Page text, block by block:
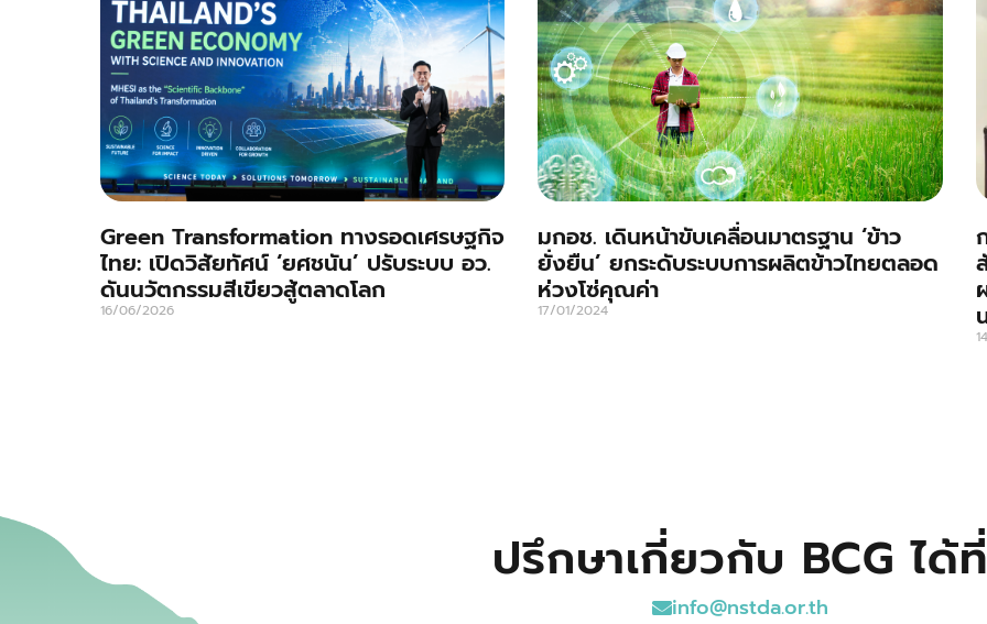
Green Transformation ทางรอดเศรษฐกิจ
ไทย: เปิดวิสัยทัศน์ ‘ยศชนัน’ ปรับระบบ อว.
ดันนวัตกรรมสีเขียวสู้ตลาดโลก
16/06/2026
มกอช. เดินหน้าขับเคลื่อนมาตรฐาน ‘ข้าว
ยั่งยืน’ ยกระดับระบบการผลิตข้าวไทยตลอด
ห่วงโซ่คุณค่า
17/01/2024
ปรึกษาเกี่ยวกับ BCG ได้ที่
info@nstda.or.th